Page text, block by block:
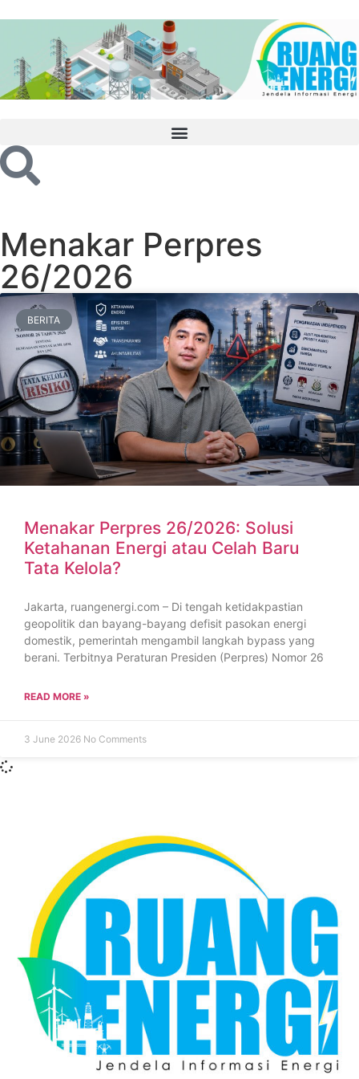
Menakar Perpres
26/2026
BERITA
Menakar Perpres 26/2026: Solusi
Ketahanan Energi atau Celah Baru
Tata Kelola?
Jakarta, ruangenergi.com – Di tengah ketidakpastian
geopolitik dan bayang-bayang defisit pasokan energi
domestik, pemerintah mengambil langkah bypass yang
berani. Terbitnya Peraturan Presiden (Perpres) Nomor 26
READ MORE »
3 June 2026 No Comments